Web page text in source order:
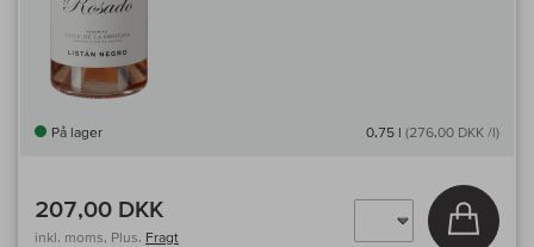
På lager 0,75 l (276,00 DKK /l)
207,00 DKK
inkl. moms, Plus. Fragt
Læg i